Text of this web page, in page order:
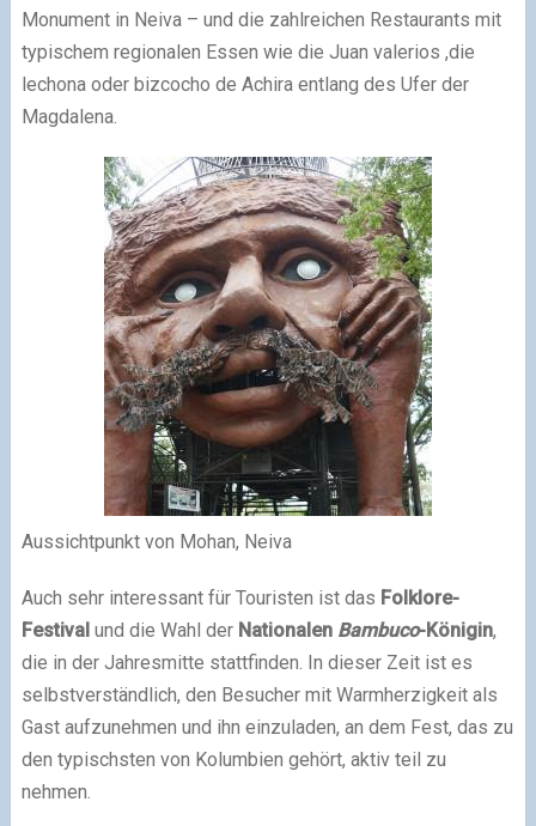
Monument in Neiva – und die zahlreichen Restaurants mit
typischem regionalen Essen wie die Juan valerios ,die
lechona oder bizcocho de Achira entlang des Ufer der
Magdalena.
Aussichtpunkt von Mohan, Neiva
Auch sehr interessant für Touristen ist das Folklore-
Festivalund die Wahl der Nationalen Bambuco-Königin,
die in der Jahresmitte stattfinden. In dieser Zeit ist es
selbstverständlich, den Besucher mit Warmherzigkeit als
Gast aufzunehmen und ihn einzuladen, an dem Fest, das zu
den typischsten von Kolumbien gehört, aktiv teil zu
nehmen.